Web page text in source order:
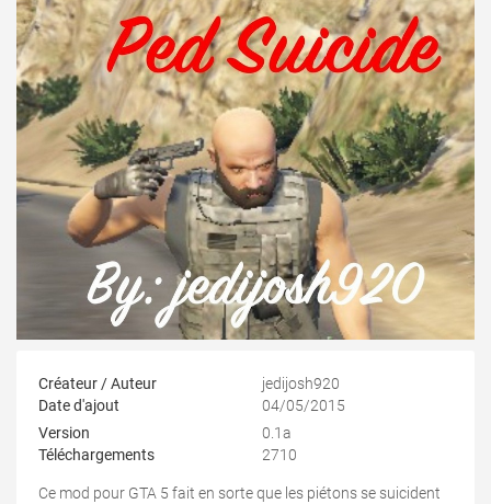
Créateur / Auteur
jedijosh920
Date d'ajout
04/05/2015
Version
0.1a
Téléchargements
2710
Ce mod pour GTA 5 fait en sorte que les piétons se suicident